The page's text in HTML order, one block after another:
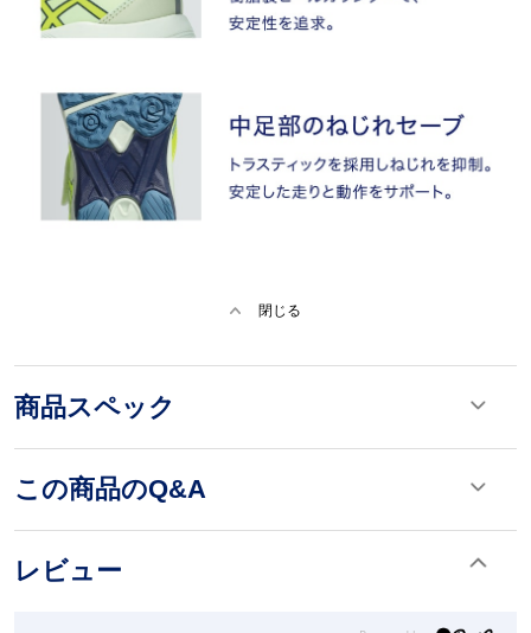
閉じる
商品スペック
この商品のQ&A
レビュー